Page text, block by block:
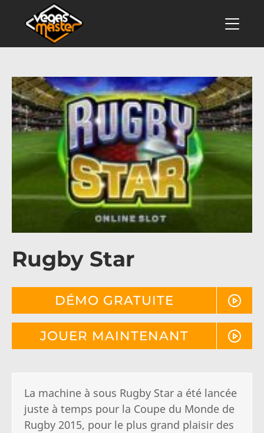
Rugby Star
DÉMO GRATUITE
JOUER MAINTENANT
La machine à sous Rugby Star a été lancée
juste à temps pour la Coupe du Monde de
Rugby 2015, pour le plus grand plaisir des